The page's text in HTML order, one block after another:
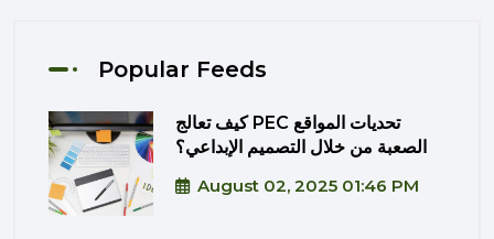
Popular Feeds
كيف تعالج PEC تحديات المواقع
الصعبة من خلال التصميم الإبداعي؟
August 02, 2025 01:46 PM